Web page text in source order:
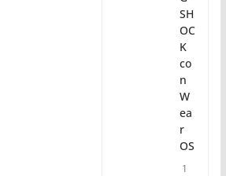
SH
OC
K
co
n
W
ea
r
OS
1